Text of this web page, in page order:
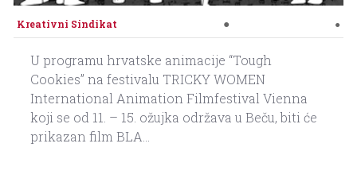
Kreativni Sindikat ● ●
U programu hrvatske animacije “Tough
Cookies” na festivalu TRICKY WOMEN
International Animation Filmfestival Vienna
koji se od 11. – 15. ožujka održava u Beču, biti će
prikazan film BLA...